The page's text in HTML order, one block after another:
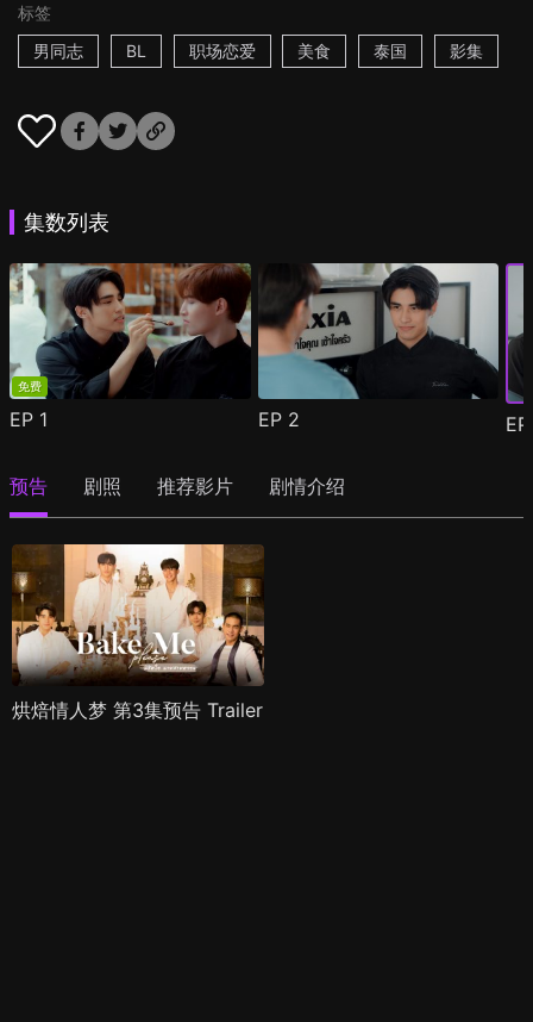
标签
男同志
BL 职场恋爱 美食 泰国 影集
集数列表
免费
EP 1 EP 2
预告 剧照 推荐影片 剧情介绍
烘焙情人梦 第3集预告 Trailer